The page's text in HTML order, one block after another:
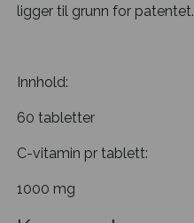
ligger til grunn for patentet.
Innhold:
60 tabletter
C-vitamin pr tablett:
1000 mg